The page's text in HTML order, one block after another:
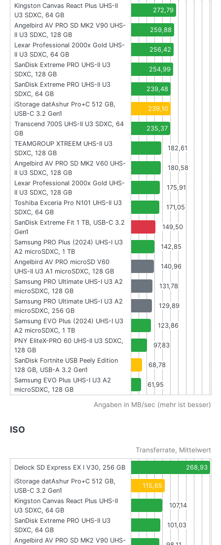
Kingston Canvas React Plus UHS-II
U3 SDXC, 64 GB
272,79
Angelbird AV PRO SD MK2 V90 UHS-
II U3 SDXC, 128 GB
259,88
Lexar Professional 2000x Gold UHS-
II U3 SDXC, 64 GB
256,42
SanDisk Extreme PRO UHS-II U3
SDXC, 128 GB
254,99
SanDisk Extreme PRO UHS-II U3
SDXC, 64 GB
239,48
iStorage datAshur Pro+C 512 GB,
USB-C 3.2 Gen1
239,10
Transcend 700S UHS-II U3 SDXC, 64
GB
235,37
TEAMGROUP XTREEM UHS-II U3
SDXC, 128 GB
182,61
Angelbird AV PRO SD MK2 V60 UHS-
II U3 SDXC, 128 GB
180,58
Lexar Professional 2000x Gold UHS-
II U3 SDXC, 128 GB
175,91
Toshiba Exceria Pro N101 UHS-II U3
SDXC, 64 GB
171,05
SanDisk Extreme Fit 1 TB, USB-C 3.2
Gen1
149,50
Samsung PRO Plus (2024) UHS-I U3
A2 microSDXC, 1 TB
142,85
Angelbird AV PRO microSD V60
UHS-II U3 A1 microSDXC, 128 GB
140,96
Samsung PRO Ultimate UHS-I U3 A2
microSDXC, 128 GB
131,78
Samsung PRO Ultimate UHS-I U3 A2
microSDXC, 256 GB
129,89
Samsung EVO Plus (2024) UHS-I U3
A2 microSDXC, 1 TB
123,86
PNY EliteX-PRO 60 UHS-II U3 SDXC,
128 GB
97,83
SanDisk Fortnite USB Peely Edition
128 GB, USB-A 3.2 Gen1
68,78
Samsung EVO Plus UHS-I U3 A2
microSDXC, 128 GB
61,95
Angaben in MB/sec (mehr ist besser)
ISO
Transferrate, Mittelwert
Delock SD Express EX I V30, 256 GB
268,93
iStorage datAshur Pro+C 512 GB,
USB-C 3.2 Gen1
115,65
Kingston Canvas React Plus UHS-II
U3 SDXC, 64 GB
107,14
SanDisk Extreme PRO UHS-II U3
SDXC, 64 GB
101,03
Angelbird AV PRO SD MK2 V90 UHS-